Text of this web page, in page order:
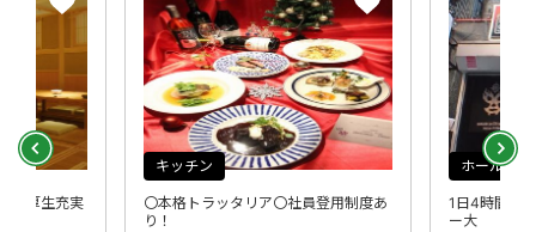
利厚生充実
〇本格トラッタリア〇社員登用制度あ
り！
キッチン
1日4時間か
ー大
ホール